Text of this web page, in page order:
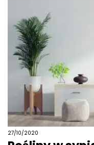
27/10/2020